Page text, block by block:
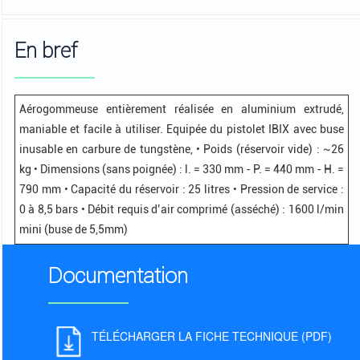
En bref
Aérogommeuse entièrement réalisée en aluminium extrudé,
maniable et facile à utiliser. Equipée du pistolet IBIX avec buse
inusable en carbure de tungstène, • Poids (réservoir vide) : ~26
kg • Dimensions (sans poignée) : l. = 330 mm - P. = 440 mm - H. =
790 mm • Capacité du réservoir : 25 litres • Pression de service :
0 à 8,5 bars • Débit requis d’air comprimé (asséché) : 1600 l/min
mini (buse de 5,5mm)
Documentation
TÉLÉCHARGER LA FICHE TECHNIQUE (PDF)